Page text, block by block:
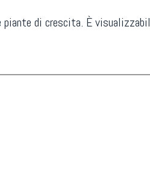
di crescita. È